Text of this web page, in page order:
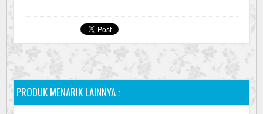
PRODUK MENARIK LAINNYA :